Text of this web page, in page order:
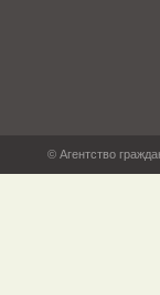
© Агентство